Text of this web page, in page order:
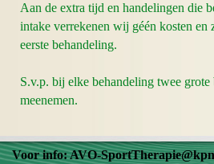
Aan de extra tijd en handelingen die
intake verrekenen wij géén kosten en
eerste behandeling.
S.v.p. bij elke behandeling twee grote
meenemen.
Voor info: AVO-